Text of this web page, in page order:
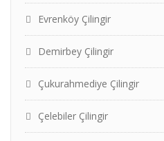
Evrenköy Çilingir
Demirbey Çilingir
Çukurahmediye Çilingir
Çelebiler Çilingir